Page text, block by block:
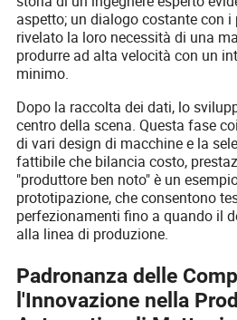
aspetto; un dialogo costante con
rivelato la loro necessità di una
produrre ad alta velocità con un
minimo.
Dopo la raccolta dei dati, lo
centro della scena. Questa fase
di vari design di macchine e la
fattibile che bilancia costo,
"produttore ben noto" è un
prototipazione, che consentono
perfezionamenti fino a quando il
alla linea di produzione.
Padronanza delle
l'Innovazione nella